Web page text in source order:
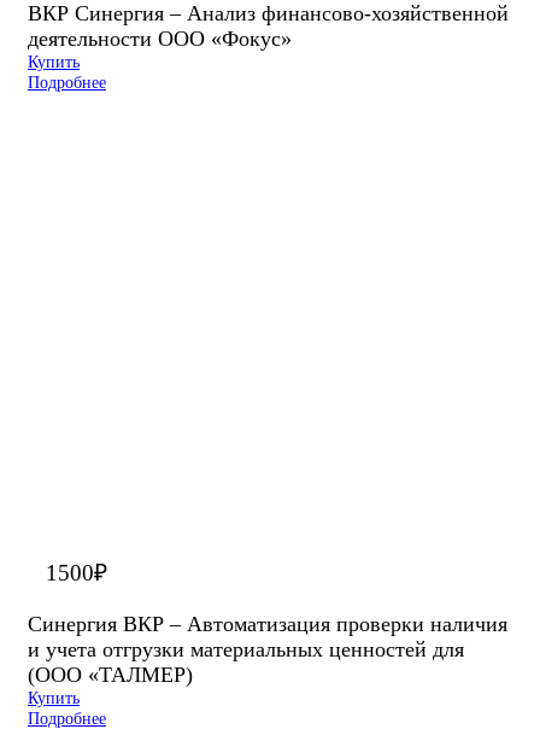
ВКР Синергия – Анализ финансово-хозяйственной
деятельности ООО «Фокус»
Купить
Подробнее
1500₽
Синергия ВКР – Автоматизация проверки наличия
и учета отгрузки материальных ценностей для
(ООО «ТАЛМЕР)
Купить
Подробнее